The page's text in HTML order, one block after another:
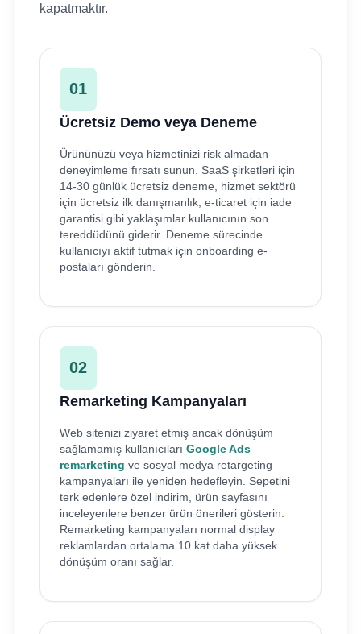
kapatmaktır.
01
Ücretsiz Demo veya Deneme
Ürününüzü veya hizmetinizi risk almadan
deneyimleme fırsatı sunun. SaaS şirketleri için
14-30 günlük ücretsiz deneme, hizmet sektörü
için ücretsiz ilk danışmanlık, e-ticaret için iade
garantisi gibi yaklaşımlar kullanıcının son
tereddüdünü giderir. Deneme sürecinde
kullanıcıyı aktif tutmak için onboarding e-
postaları gönderin.
02
Remarketing Kampanyaları
Web sitenizi ziyaret etmiş ancak dönüşüm
sağlamamış kullanıcıları Google Ads
remarketing ve sosyal medya retargeting
kampanyaları ile yeniden hedefleyin. Sepetini
terk edenlere özel indirim, ürün sayfasını
inceleyenlere benzer ürün önerileri gösterin.
Remarketing kampanyaları normal display
reklamlardan ortalama 10 kat daha yüksek
dönüşüm oranı sağlar.